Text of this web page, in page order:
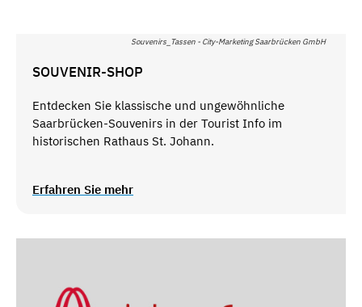
Souvenirs_Tassen - City-Marketing Saarbrücken GmbH
SOUVENIR-SHOP
Entdecken Sie klassische und ungewöhnliche
Saarbrücken-Souvenirs in der Tourist Info im
historischen Rathaus St. Johann.
Erfahren Sie mehr